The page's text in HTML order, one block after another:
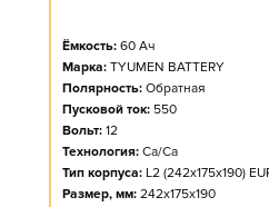
Ёмкость: 60 Ач
Марка: TYUMEN BATTERY
Полярность: Обратная
Пусковой ток: 550
Вольт: 12
Технология: Ca/Ca
Тип корпуса: L2 (242x175x190)
Размер, мм: 242x175x190